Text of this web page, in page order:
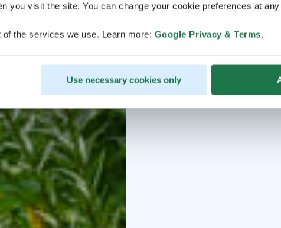
you visit the site. You can change your cookie preferences at any
the services we use. Learn more: Google Privacy & Terms.
Use necessary cookies only